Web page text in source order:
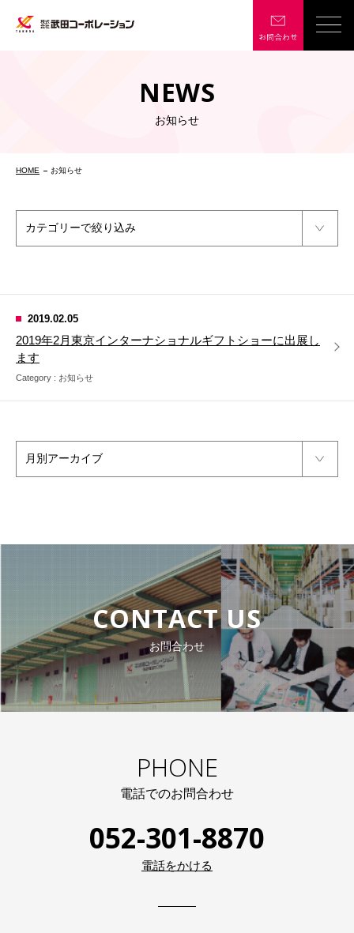
NEWS
お知らせ
HOME お知らせ
2019.02.05
2019年2月東京インターナショナルギフトショーに出展し
ます
Category : お知らせ
CONTACT US
お問合わせ
PHONE
電話でのお問合わせ
052-301-8870
電話をかける